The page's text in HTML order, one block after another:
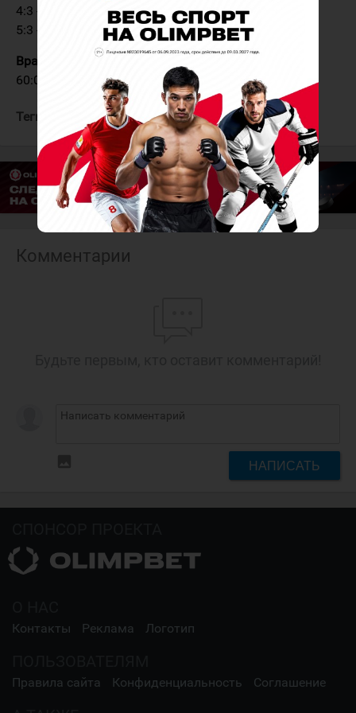
4:3 - Бровкин (Крутов) - 52:49
5:3 - Мокин (Емец, Глухов) - 58:58 ПВ
Вратари:
Киселёв - Ярославлев (Глущенко, 58:58 -
60:00)
Теги: Нефтяник Зауралье
Комментарии
НАПИСАТЬ
Контакты Реклама Логотип
Правила сайта Конфиденциальность Соглашение